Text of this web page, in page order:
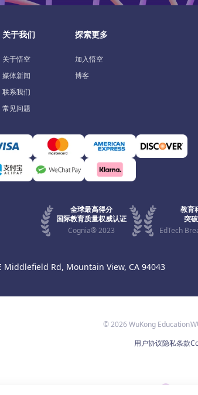
关于我们
关于悟空
媒体新闻
联系我们
常见问题
探索更多
加入悟空
博客
全球最高得分
国际教育质量权威认证
Cognia® 2023
教育
突
EdTech
Middlefield Rd, Mountain View, CA 94043
© 2026 WuKong Education
用户协议隐私条款